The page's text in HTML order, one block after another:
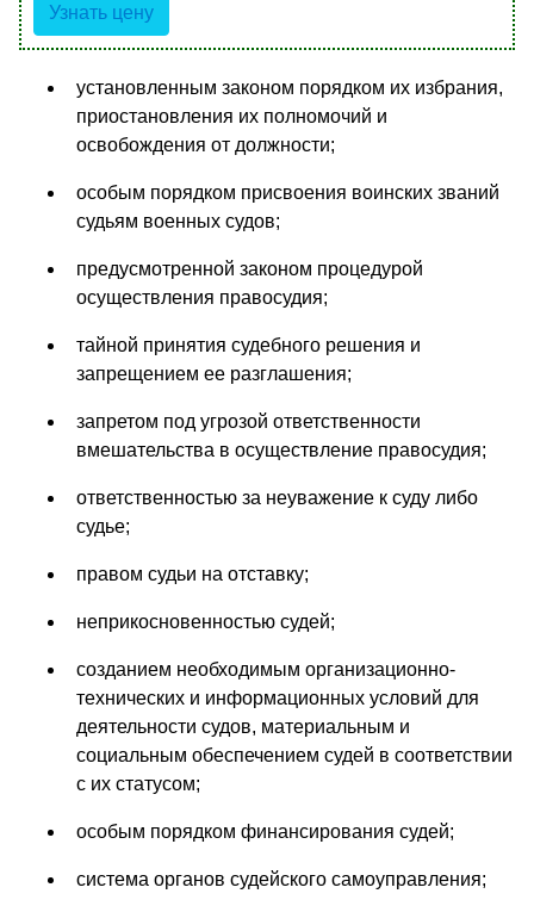
Узнать цену
установленным законом порядком их избрания,
приостановления их полномочий и
освобождения от должности;
особым порядком присвоения воинских званий
судьям военных судов;
предусмотренной законом процедурой
осуществления правосудия;
тайной принятия судебного решения и
запрещением ее разглашения;
запретом под угрозой ответственности
вмешательства в осуществление правосудия;
ответственностью за неуважение к суду либо
судье;
правом судьи на отставку;
неприкосновенностью судей;
созданием необходимым организационно-
технических и информационных условий для
деятельности судов, материальным и
социальным обеспечением судей в соответствии
с их статусом;
особым порядком финансирования судей;
система органов судейского самоуправления;